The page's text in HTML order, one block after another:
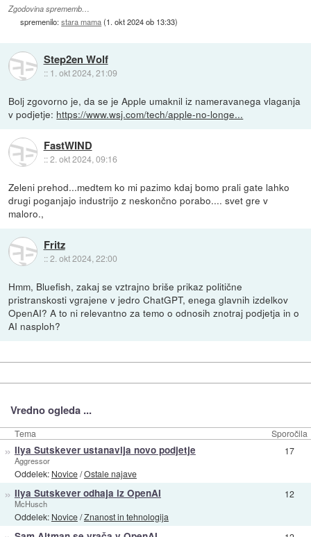
Zgodovina sprememb…
spremenilo:stara mama(1. okt 2024 ob 13:33)
Step2en Wolf
:: 1. okt 2024, 21:09
Bolj zgovorno je, da se je Apple umaknil iz nameravanega vlaganja
v podjetje: https://www.wsj.com/tech/apple-no-longe...
FastWIND
::2. okt 2024, 09:16
Zeleni prehod...medtem ko mi pazimo kdaj bomo prali gate lahko
drugi poganjajo industrijo z neskončno porabo.... svet gre v
maloro.,
Fritz
::2. okt 2024, 22:00
Hmm, Bluefish, zakaj se vztrajno briše prikaz politične
pristranskosti vgrajene v jedro ChatGPT, enega glavnih izdelkov
OpenAI? A to ni relevantno za temo o odnosih znotraj podjetja in o
AI nasploh?
Vredno ogleda ...
Tema Sporočila
» Ilya Sutskever ustanavlja novo podjetje
Aggressor
Oddelek: Novice/Ostale najave
17
» Ilya Sutskever odhaja iz OpenAI
McHusch
Oddelek: Novice/Znanost in tehnologija
12